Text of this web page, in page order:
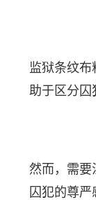
监狱条纹
助于区分囚
然而，需要
囚犯的尊